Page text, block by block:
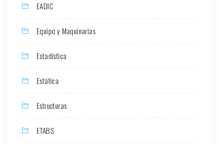
EADIC
Equipo y Maquinarias
Estadística
Estática
Estructuras
ETABS